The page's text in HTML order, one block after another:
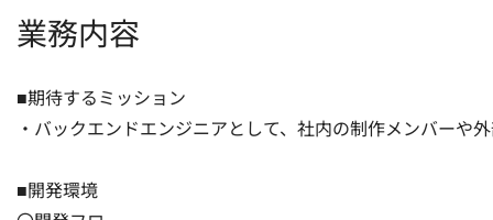
業務内容
■期待するミッション
・バックエンドエンジニアとして、社内の制作メンバーや
■開発環境